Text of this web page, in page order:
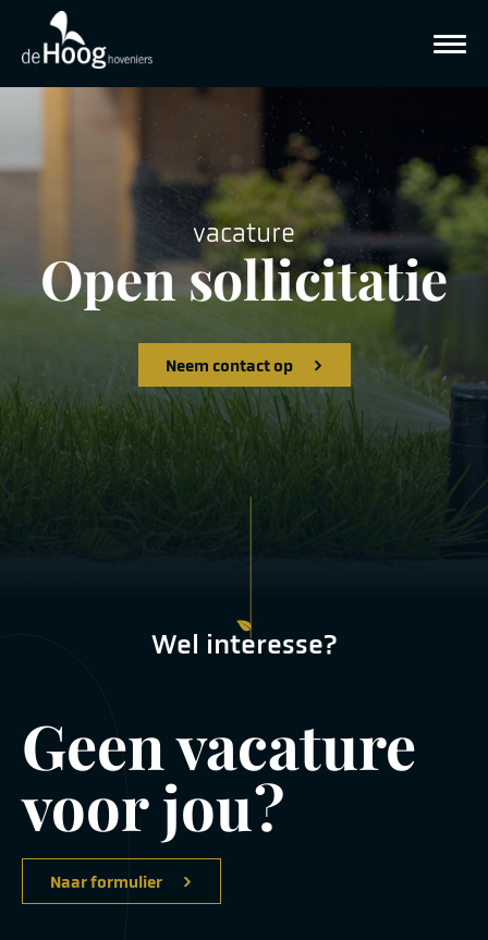
vacature
Open sollicitatie
Neem contact op
Wel interesse?
Geen vacature
voor jou?
Naar formulier